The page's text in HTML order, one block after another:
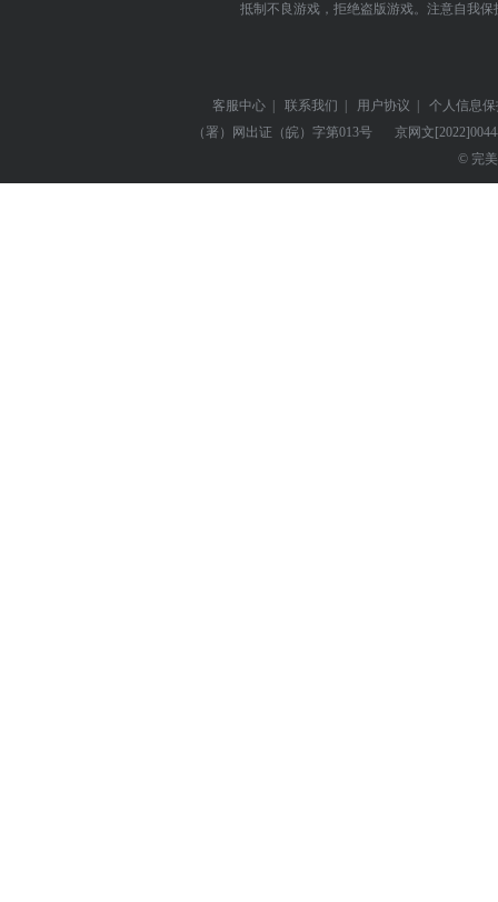
抵制不良游戏，拒绝盗版游戏。注意自我
客服中心 | 联系我们 | 用户协议 |
个人信息
（署）网出证（皖）字第013号
京网文
© 完美